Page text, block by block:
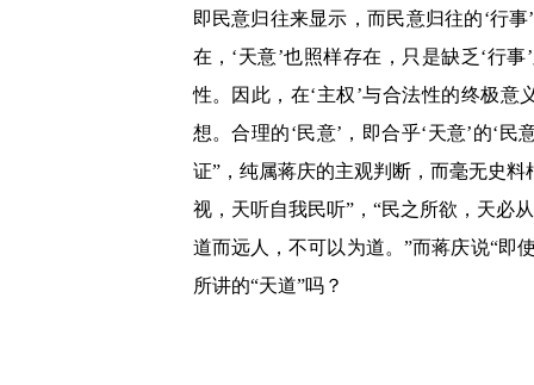
即民意归往来显示，而民意归往的‘行
在，‘天意’也照样存在，只是缺乏‘行
性。因此，在‘主权’与合法性的终极意
想。合理的‘民意’，即合乎‘天意’的‘
证”，纯属蒋庆的主观判断，而毫无史
视，天听自我民听”，“民之所欲，天必
道而远人，不可以为道。”而蒋庆说“即
所讲的“天道”吗？